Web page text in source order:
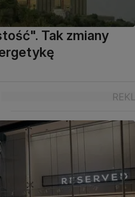
Tak zmiany